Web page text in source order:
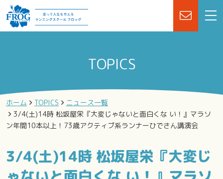
TOPICS
ホーム TOPICS
ニュース一覧
3/4(土)14時 松坂屋栄『大変じゃないと面白くな い！』マラソ
ン年間10本以上！73歳アクティブ系ランナーひでさん講演会
3/4(土)14時 松坂屋栄『大変じ